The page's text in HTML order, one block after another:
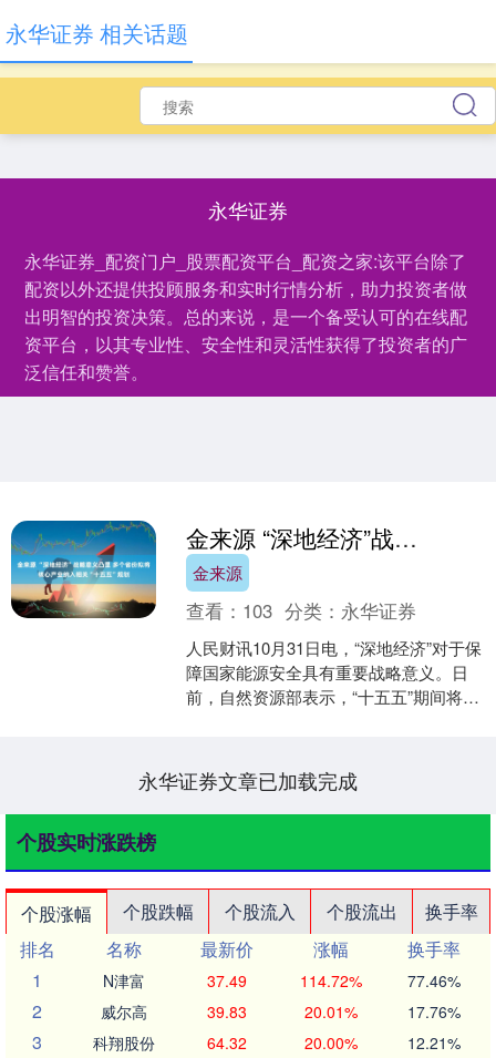
永华证券
永华证券_配资门户_股票配资平台_配资之家:该平台除了
配资以外还提供投顾服务和实时行情分析，助力投资者做
出明智的投资决策。总的来说，是一个备受认可的在线配
资平台，以其专业性、安全性和灵活性获得了投资者的广
泛信任和赞誉。
永华证券 相关话题
金来源 “深地经济”战略意义凸显 多个省份拟将核心产业纳入相关“十五五”规划
金来源
查看： 103 分类： 永华证券
人民财讯10月31日电，“深地经济”对于保
障国家能源安全具有重要战略意义。日
前，自然资源部表示，“十五五”期间将加
永华证券文章已加载完成
个股实时涨跌榜
个股涨幅 个股跌幅 个股流入 个股流出
换手率
排名
名称 最新价 涨幅
换手率
1
N津富 37.49 114.72% 77.46%
2 威尔高 39.83 20.01% 17.76%
3 科翔股份 64.32 20.00% 12.21%